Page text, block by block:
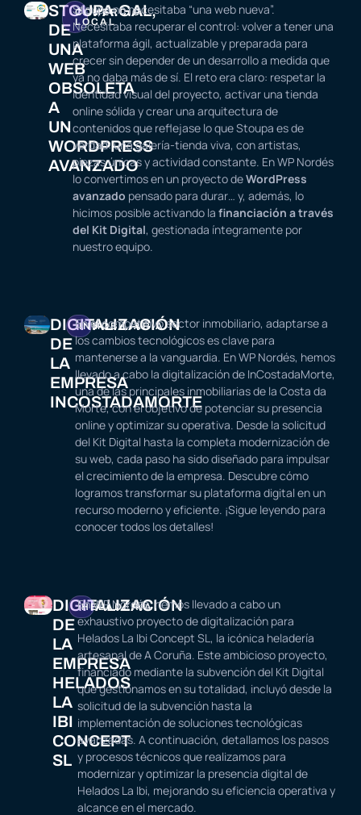
STOUPA.GAL,
DE
UNA
WEB
OBSOLETA
A
UN
WORDPRESS
AVANZADO
COMERCIO
LOCAL
Stoupa no necesitaba “una web nueva”.
Necesitaba recuperar el control: volver a tener una
plataforma ágil, actualizable y preparada para
crecer sin depender de un desarrollo a medida que
ya no daba más de sí. El reto era claro: respetar la
identidad visual del proyecto, activar una tienda
online sólida y crear una arquitectura de
contenidos que reflejase lo que Stoupa es de
verdad: una galería-tienda viva, con artistas,
piezas únicas y actividad constante. En WP Nordés
lo convertimos en un proyecto deWordPress
avanzado pensado para durar… y, además, lo
hicimos posible activando lafinanciación a través
del Kit Digital, gestionada íntegramente por
nuestro equipo.
DIGITALIZACIÓN
DE
LA
EMPRESA
INCOSTADAMORTE
INMOBILIARIA
En el competitivo sector inmobiliario, adaptarse a
los cambios tecnológicos es clave para
mantenerse a la vanguardia. En WP Nordés, hemos
llevado a cabo la digitalización de InCostadaMorte,
una de las principales inmobiliarias de la Costa da
Morte, con el objetivo de potenciar su presencia
online y optimizar su operativa. Desde la solicitud
del Kit Digital hasta la completa modernización de
su web, cada paso ha sido diseñado para impulsar
el crecimiento de la empresa. Descubre cómo
logramos transformar su plataforma digital en un
recurso moderno y eficiente. ¡Sigue leyendo para
conocer todos los detalles!
DIGITALIZACIÓN
DE
LA
EMPRESA
HELADOS
LA
IBI
CONCEPT
SL
HELADERÍA
En WP Nordés, hemos llevado a cabo un
exhaustivo proyecto de digitalización para
Helados La Ibi Concept SL, la icónica heladería
artesanal de A Coruña. Este ambicioso proyecto,
financiado mediante la subvención del Kit Digital
que gestionamos en su totalidad, incluyó desde la
solicitud de la subvención hasta la
implementación de soluciones tecnológicas
avanzadas. A continuación, detallamos los pasos
y procesos técnicos que realizamos para
modernizar y optimizar la presencia digital de
Helados La Ibi, mejorando su eficiencia operativa y
alcance en el mercado.